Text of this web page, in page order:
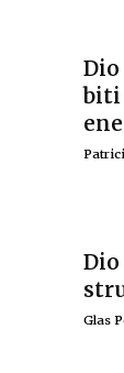
biti
Glas